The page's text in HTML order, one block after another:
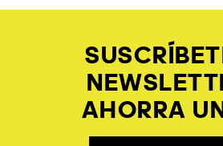
AHORRA